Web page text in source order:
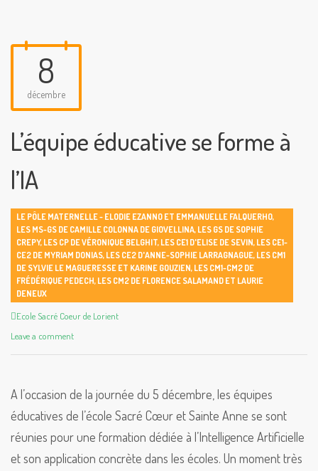
8
décembre
L’équipe éducative se forme à
l’IA
LE PÔLE MATERNELLE - ELODIE EZANNO ET EMMANUELLE FALQUERHO,
LES MS-GS DE CAMILLE COLONNA DE GIOVELLINA, LES GS DE SOPHIE
CREPY, LES CP DE VÉRONIQUE BELGHIT, LES CE1 D'ELISE DE SEVIN, LES CE1-
CE2 DE MYRIAM DONIAS, LES CE2 D'ANNE-SOPHIE LARRAGNAGUE, LES CM1
DE SYLVIE LE MAGUERESSE ET KARINE GOUZIEN, LES CM1-CM2 DE
FRÉDÉRIQUE PEDECH, LES CM2 DE FLORENCE SALAMAND ET LAURIE
DENEUX
Author
Ecole Sacré Coeur de Lorient
Leave a comment
A l’occasion de la journée du 5 décembre, les équipes
éducatives de l’école Sacré Cœur et Sainte Anne se sont
réunies pour une formation dédiée à l’Intelligence Artificielle
et son application concrète dans les écoles. Un moment très